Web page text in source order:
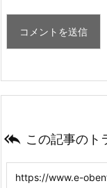
 この記事のト